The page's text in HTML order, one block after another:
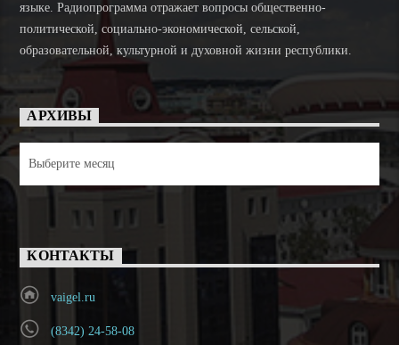
языке. Радиопрограмма отражает вопросы общественно-
политической, социально-экономической, сельской,
образовательной, культурной и духовной жизни республики.
АРХИВЫ
КОНТАКТЫ
vaigel.ru
(8342) 24-58-08